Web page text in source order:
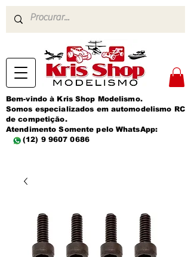
Bem-vindo à Kris Shop Modelismo.
Somos especializados em automodelismo RC
de competição.
Atendimento Somente pelo WhatsApp:
(12) 9 9607 0686